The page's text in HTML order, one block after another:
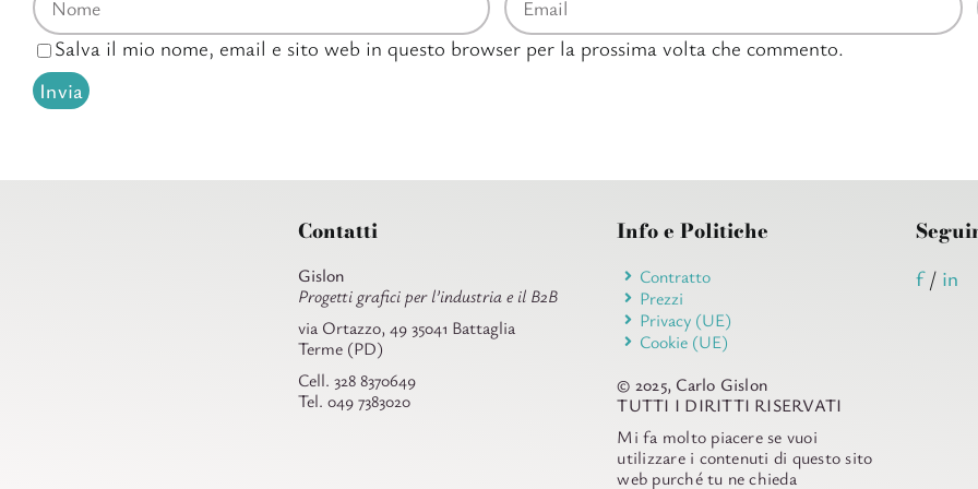
Salva il mio nome, email e sito web in questo browser per la prossima volta che commento.
Contatti
Gislon
Progetti grafici per l’industria e il B2B
via Ortazzo, 49 35041 Battaglia
Terme (PD)
Cell. 328 8370649
Tel. 049 7383020
Info e Politiche
Contratto
Prezzi
Privacy (UE)
Cookie (UE)
© 2025, Carlo Gislon
TUTTI I DIRITTI RISERVATI
Mi fa molto piacere se vuoi
utilizzare i contenuti di questo sito
web purché tu ne chieda
f/ in